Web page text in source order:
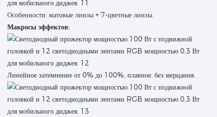
Особенности: матовые линзы + 7-цветные линзы.
Макросы эффектов:
Линейное затемнение от 0% до 100%, плавное, без мерцания.